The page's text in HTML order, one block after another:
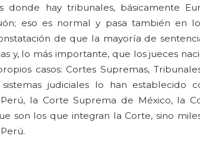
donde hay tribunales, básicamente
eso es normal y pasa también en
de que la mayoría de
y, lo más importante, que los jueces
casos: Cortes Supremas,
judiciales lo han
la Corte Suprema de México, la
son los que integran la Corte, sino